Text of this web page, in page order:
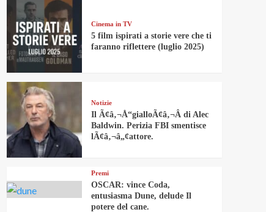
Cinema in TV
5 film ispirati a storie vere che ti
faranno riflettere (luglio 2025)
Notizie
Il Ã¢â‚¬Å“gialloÃ¢â‚¬Â di Alec
Baldwin. Perizia FBI smentisce
lÃ¢â‚¬â„¢attore.
Premi
OSCAR: vince Coda,
entusiasma Dune, delude Il
potere del cane.